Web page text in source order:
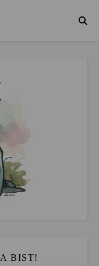
BIST!